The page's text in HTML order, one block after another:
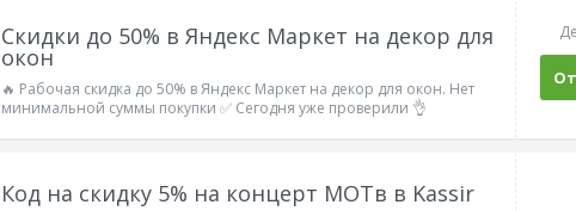
Скидки до 50% в Яндекс Маркет на декор для
окон
🔥 Рабочая скидка до 50% в Яндекс Маркет на декор для окон. Нет
минимальной суммы покупки ✅ Сегодня уже проверили 👌
Код на скидку 5% на концерт МОТв в Kassir